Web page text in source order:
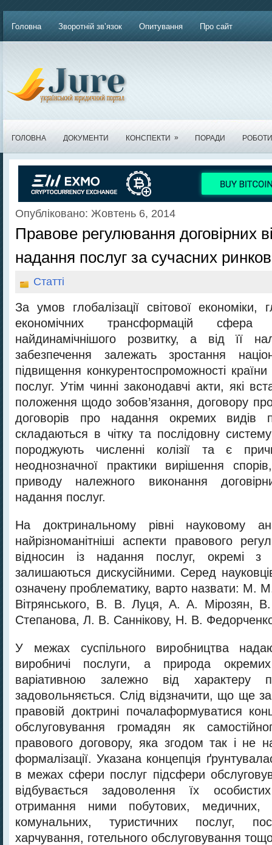
Головна Зворотній зв’язок Опитування Про сайт
ГОЛОВНА ДОКУМЕНТИ КОНСПЕКТИ » ПОРАДИ РОБОТИ
Опубліковано: Жовтень 6, 2014
Правове регулювання договірних
надання послуг за сучасних
Статті
За умов глобалізації світової економіки,
економічних трансформацій сфера
найдинамічнішого розвитку, а від її
забезпечення залежать зростання
підвищення конкурентоспроможності
послуг. Утім чинні законодавчі акти, які
положення щодо зобов’язання, договору
договорів про надання окремих видів
складаються в чітку та послідовну
породжують численні колізії та є
неоднозначної практики вирішення
приводу належного виконання
надання послуг.
На доктринальному рівні науковому
найрізноманітніші аспекти правового
відносин із надання послуг, окремі з
залишаються дискусійними. Серед
означену проблематику, варто назвати: М.
Вітрянського, В. В. Луця, А. А. Мірозян,
Степанова, Л. В. Саннікову, Н. В.
У межах суспільного виробництва
виробничі послуги, а природа
варіативною залежно від
задовольняється. Слід відзначити, що ще
правовій доктрині почалаформуватися
обслуговування громадян як
правового договору, яка згодом так і не
формалізації. Указана концепція
в межах сфери послуг підсфери
відбувається задоволення їх
отримання ними побутових, медичних,
комунальних, туристичних послуг,
харчування, готельного обслуговування